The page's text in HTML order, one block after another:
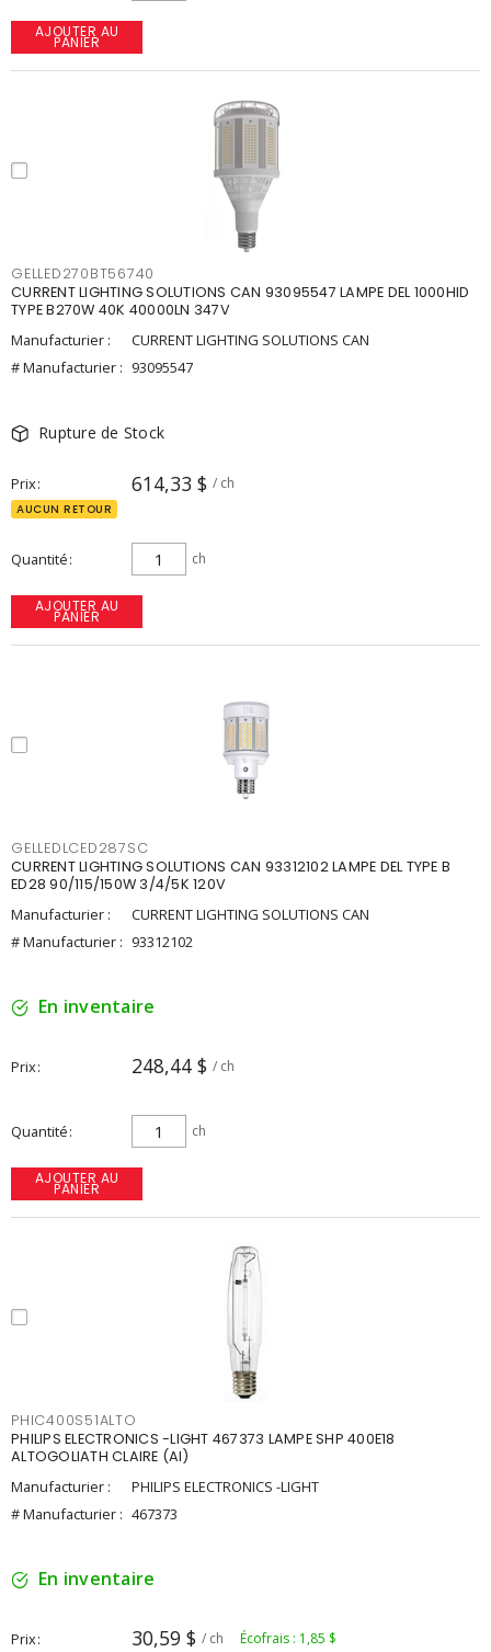
AJOUTER AU
PANIER
GELLED270BT56740
CURRENT LIGHTING SOLUTIONS CAN 93095547 LAMPE DEL 1000HID
TYPE B270W 40K 40000LN 347V
Manufacturier :
CURRENT LIGHTING SOLUTIONS CAN
# Manufacturier : 93095547
Rupture de Stock
Prix 614,33 $ / ch
AUCUN RETOUR
Quantité ch
AJOUTER AU
PANIER
GELLEDLCED287SC
CURRENT LIGHTING SOLUTIONS CAN 93312102 LAMPE DEL TYPE B
ED28 90/115/150W 3/4/5K 120V
Manufacturier :
CURRENT LIGHTING SOLUTIONS CAN
# Manufacturier : 93312102
En inventaire
Prix 248,44 $ / ch
Quantité ch
AJOUTER AU
PANIER
PHIC400S51ALTO
PHILIPS ELECTRONICS -LIGHT 467373 LAMPE SHP 400E18
ALTOGOLIATH CLAIRE (AI)
Manufacturier :
PHILIPS ELECTRONICS -LIGHT
# Manufacturier : 467373
En inventaire
Prix 30,59 $ / ch Écofrais : 1,85 $